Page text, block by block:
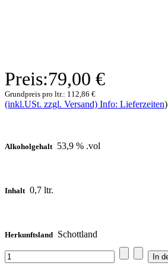
Preis:79,00 €
Grundpreis pro ltr.: 112,86 €
(inkl.USt. zzgl. Versand) Info: Lieferzeiten)
Alkoholgehalt 53,9 % .vol
Inhalt 0,7 ltr.
Herkunftsland Schottland